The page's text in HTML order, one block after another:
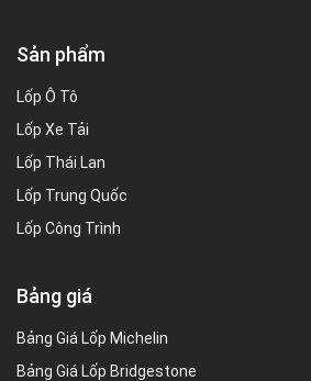
Sản phẩm
Lốp Ô Tô
Lốp Xe Tải
Lốp Thái Lan
Lốp Trung Quốc
Lốp Công Trình
Bảng giá
Bảng Giá Lốp Michelin
Bảng Giá Lốp Bridgestone